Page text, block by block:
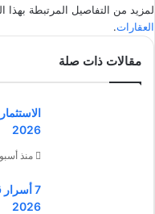
لمزيد من التفاصيل المرتبطة
العقارات.
مقالات ذات صلة
2026
منذ
7
2026